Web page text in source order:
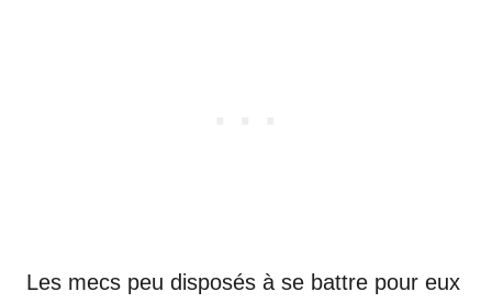
Les mecs peu disposés à se battre pour eux